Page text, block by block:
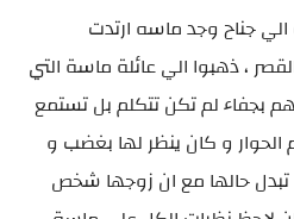
جناح وجد ماسه ارتدت
، ذهبوا الي عائلة ماسة التي
بجفاء لم تكن تتكلم بل تستمع
و كان ينظر لها بغضب و
تبدل حالها مع ان زوجها شخص